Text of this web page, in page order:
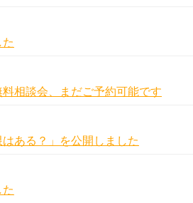
料相談会、まだご予約可能です
ある？」を公開しました